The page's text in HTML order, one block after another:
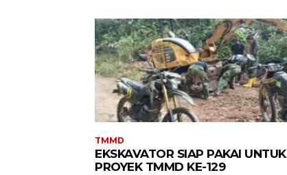
TMMD
EKSKAVATOR SIAP PAKAI UNTUK
PROYEK TMMD KE-129